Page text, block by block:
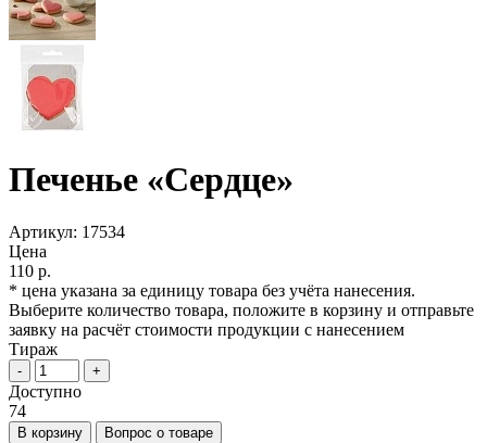
Печенье «Сердце»
Артикул: 17534
Цена
110 р.
* цена указана за единицу товара без учёта нанесения.
Выберите количество товара, положите в корзину и отправьте
заявку на расчёт стоимости продукции с нанесением
Тираж
- +
Доступно
74
В корзину Вопрос о товаре